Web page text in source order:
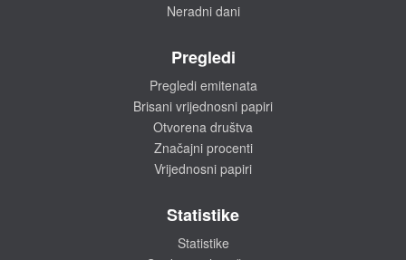
Neradni dani
Pregledi
Pregledi emitenata
Brisani vrijednosni papiri
Otvorena društva
Značajni procenti
Vrijednosni papiri
Statistike
Statistike